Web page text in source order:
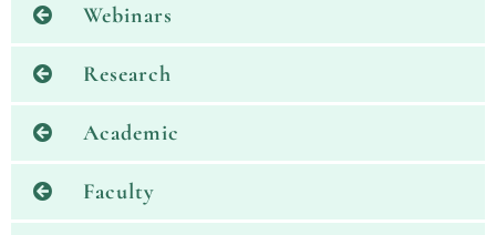
Webinars
Research
Academic
Faculty